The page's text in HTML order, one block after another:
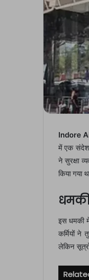
Indore
में एक संदेश
ने सुरक्षा
किया गया
इस धमकी
कर्मियों ने
लेकिन